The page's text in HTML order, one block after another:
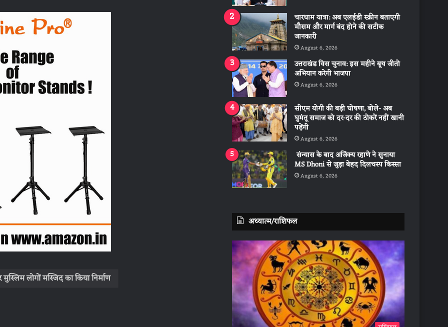
लोगों मस्जिद का किया निर्माण
चारधाम यात्रा: अब एलईडी स्क्रीन बताएगी
मौसम और मार्ग बंद होने की सटीक
जानकारी
August 6, 2026
उत्तराखंड विस चुनाव: इस महीने बूथ जीतो
अभियान करेगी भाजपा
August 6, 2026
सीएम योगी की बड़ी घोषणा, बोले- अब
घुमंतू समाज को दर-दर की ठोकरें नहीं खानी
पड़ेंगी
August 6, 2026
संन्यास के बाद अजिंक्‍य रहाणे ने सुनाया
MS Dhoni से जुड़ा बेहद दिलचस्प किस्सा
August 6, 2026
अध्यात्म/राशिफल